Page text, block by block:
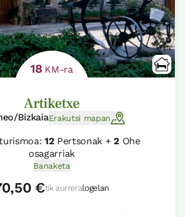
18KM-ra
Artiketxe
BizkaiaErakutsi mapan
12 Pertsonak +2 Ohe
osagarriak
Banaketa
€tik aurreralogelan